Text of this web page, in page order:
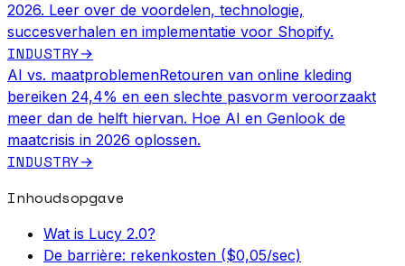
2026. Leer over de voordelen, technologie,
succesverhalen en implementatie voor Shopify.
INDUSTRY→
AI vs. maatproblemenRetouren van online kleding
bereiken 24,4% en een slechte pasvorm veroorzaakt
meer dan de helft hiervan. Hoe AI en Genlook de
maatcrisis in 2026 oplossen.
INDUSTRY→
Inhoudsopgave
Wat is Lucy 2.0?
De barrière: rekenkosten ($0,05/sec)